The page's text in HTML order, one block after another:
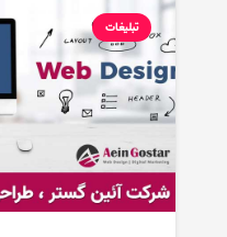
تبلیغات